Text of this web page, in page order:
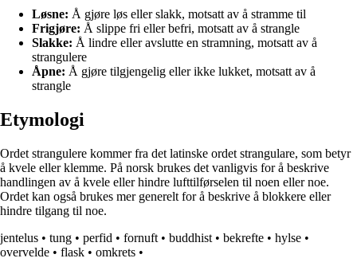
Løsne: Å gjøre løs eller slakk, motsatt av å stramme til
Frigjøre: Å slippe fri eller befri, motsatt av å strangle
Slakke: Å lindre eller avslutte en stramning, motsatt av å
strangulere
Åpne: Å gjøre tilgjengelig eller ikke lukket, motsatt av å
strangle
Etymologi
Ordet strangulere kommer fra det latinske ordet strangulare, som betyr
å kvele eller klemme. På norsk brukes det vanligvis for å beskrive
handlingen av å kvele eller hindre lufttilførselen til noen eller noe.
Ordet kan også brukes mer generelt for å beskrive å blokkere eller
hindre tilgang til noe.
jentelus • tung • perfid • fornuft • buddhist • bekrefte • hylse •
overvelde • flask • omkrets •